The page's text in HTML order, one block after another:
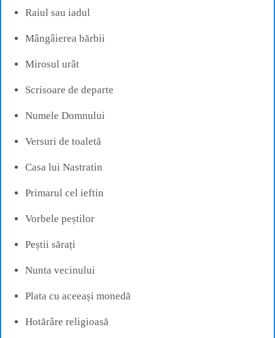
Raiul sau iadul
Mângâierea bărbii
Mirosul urât
Scrisoare de departe
Numele Domnului
Versuri de toaletă
Casa lui Nastratin
Primarul cel ieftin
Vorbele peștilor
Peștii sărați
Nunta vecinului
Plata cu aceeași monedă
Hotărâre religioasă